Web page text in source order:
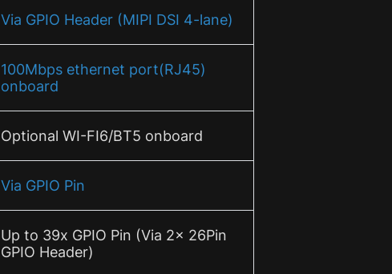
Via GPIO Header (MIPI DSI 4-lane)
100Mbps ethernet port(RJ45)
onboard
Optional WI-FI6/BT5 onboard
Via GPIO Pin
Up to 39x GPIO Pin (Via 2x 26Pin
GPIO Header)